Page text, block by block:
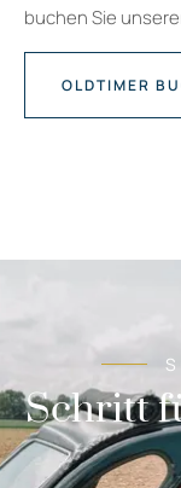
buchen Sie
OLDTIMER
Schritt